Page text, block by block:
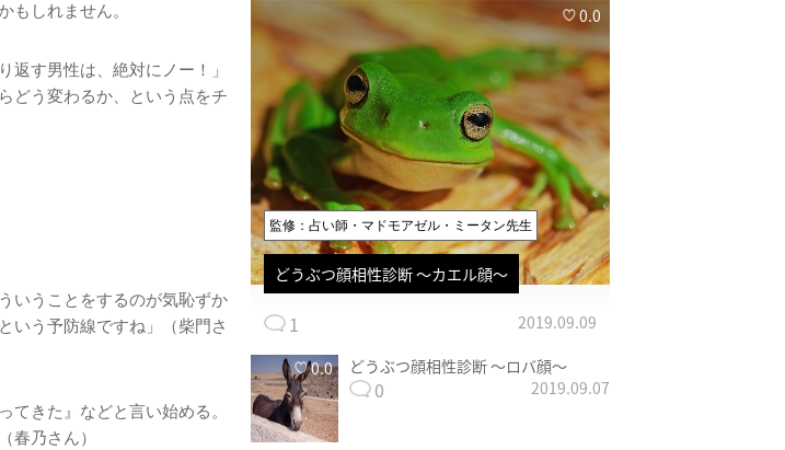
しれません。
返す男性は、絶対にノー！」
どう変わるか、という点をチ
いうことをするのが気恥ずか
いう予防線ですね」（柴門さ
てきた』などと言い始める。
春乃さん）
0.0
監修：占い師・マドモアゼル・ミータン先生
どうぶつ顔相性診断 〜カエル顔〜
1 2019.09.09
0.0 どうぶつ顔相性診断 〜ロバ顔〜
0 2019.09.07